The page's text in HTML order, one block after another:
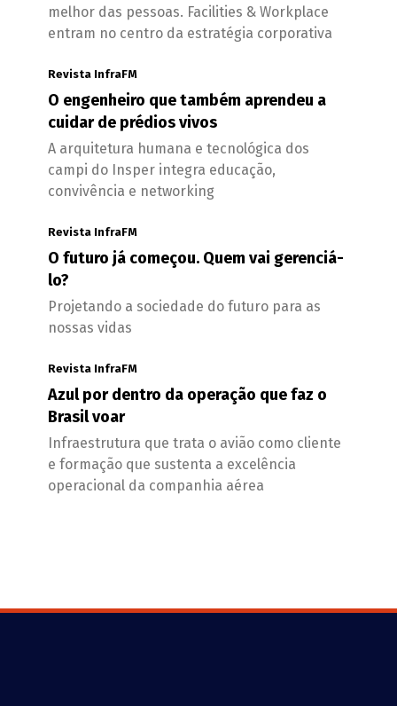
melhor das pessoas. Facilities & Workplace
entram no centro da estratégia corporativa
Revista InfraFM
O engenheiro que também aprendeu a
cuidar de prédios vivos
A arquitetura humana e tecnológica dos
campi do Insper integra educação,
convivência e networking
Revista InfraFM
O futuro já começou. Quem vai gerenciá-
lo?
Projetando a sociedade do futuro para as
nossas vidas
Revista InfraFM
Azul por dentro da operação que faz o
Brasil voar
Infraestrutura que trata o avião como cliente
e formação que sustenta a excelência
operacional da companhia aérea